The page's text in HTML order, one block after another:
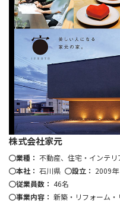
株式会社家元
業種： 不動産、住宅・インテ
本社： 石川県 設立： 2009
従業員数： 46名
事業内容： 新築・リフォーム